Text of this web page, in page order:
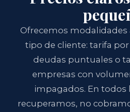
Ofrecemos modalidades
tipo de cliente: tarifa
deudas puntuales o
empresas con
impagados. En todos
recuperamos, no